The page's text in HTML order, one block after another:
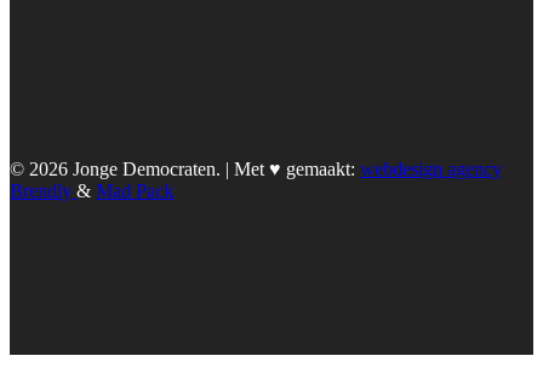
© 2026 Jonge Democraten. | Met ♥︎ gemaakt: webdesign agency
Brendly & Mad Pack